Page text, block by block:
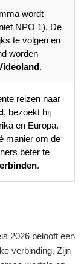
wordt
NPO 1). De
te volgen en
worden
.
reizen naar
, bezoekt hij
en Europa.
manier om de
beter te
.
2026 belooft een
verbinding. Zijn